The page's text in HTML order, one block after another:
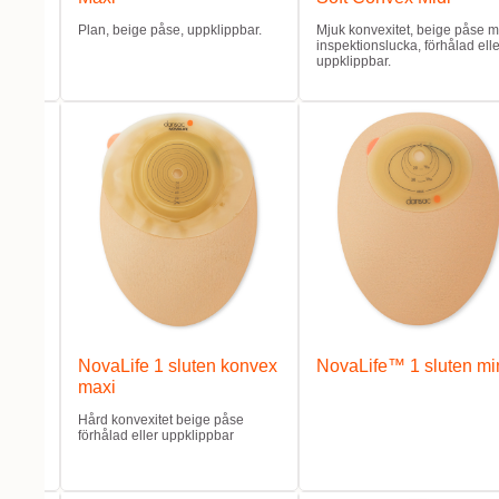
Plan, beige påse, uppklippbar.
Mjuk konvexitet, beige påse
inspektionslucka, förhålad
uppklippbar.
NovaLife 1 sluten konvex
maxi
Hård konvexitet beige påse
förhålad eller uppklippbar
NovaLife™ 1 sluten